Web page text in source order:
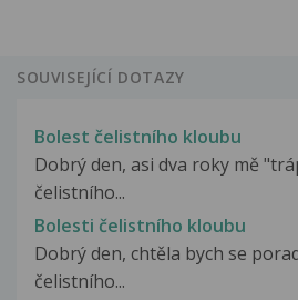
SOUVISEJÍCÍ DOTAZY
Bolest čelistního kloubu
Dobrý den, asi dva roky mě
čelistního...
Bolesti čelistního kloubu
Dobrý den, chtěla bych se
čelistního...